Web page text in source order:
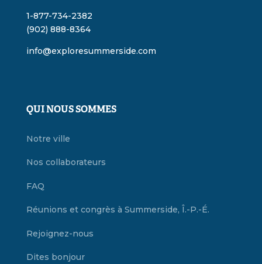
1-877-734-2382
(902) 888-8364
info@exploresummerside.com
QUI NOUS SOMMES
Notre ville
Nos collaborateurs
FAQ
Réunions et congrès à Summerside, Î.-P.-É.
Rejoignez-nous
Dites bonjour